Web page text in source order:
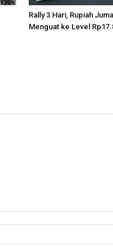
Rally 3 Hari, Rupiah
Menguat ke Level